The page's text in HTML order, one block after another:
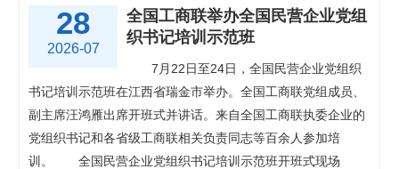
28
2026-07
全国工商联举办全国民营企业党组
织书记培训示范班
7月22日至24日，全国民营企业党组织
书记培训示范班在江西省瑞金市举办。全国工商联党组成员、
副主席汪鸿雁出席开班式并讲话。来自全国工商联执委企业的
党组织书记和各省级工商联相关负责同志等百余人参加培
训。
全国民营企业党组织书记培训示范班开班式现场